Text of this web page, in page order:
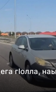
гӏолла,